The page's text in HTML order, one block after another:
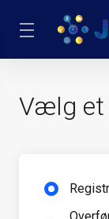
Vælg et